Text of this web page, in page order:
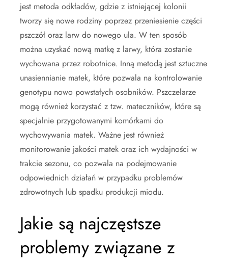
jest metoda odkładów, gdzie z istniejącej kolonii
tworzy się nowe rodziny poprzez przeniesienie części
pszczół oraz larw do nowego ula. W ten sposób
można uzyskać nową matkę z larwy, która zostanie
wychowana przez robotnice. Inną metodą jest sztuczne
unasiennianie matek, które pozwala na kontrolowanie
genotypu nowo powstałych osobników. Pszczelarze
mogą również korzystać z tzw. mateczników, które są
specjalnie przygotowanymi komórkami do
wychowywania matek. Ważne jest również
monitorowanie jakości matek oraz ich wydajności w
trakcie sezonu, co pozwala na podejmowanie
odpowiednich działań w przypadku problemów
zdrowotnych lub spadku produkcji miodu.
Jakie są najczęstsze
problemy związane z